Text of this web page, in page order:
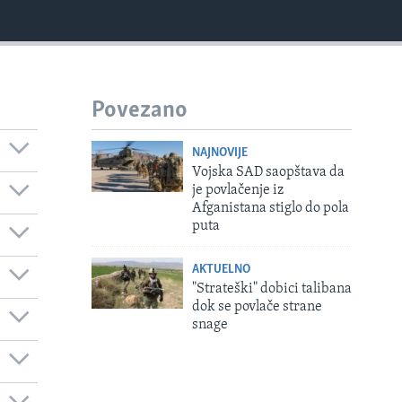
Povezano
NAJNOVIJE
Vojska SAD saopštava da
je povlačenje iz
Afganistana stiglo do pola
puta
AKTUELNO
"Strateški" dobici talibana
dok se povlače strane
snage